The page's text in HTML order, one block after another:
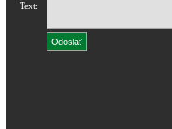
Text: